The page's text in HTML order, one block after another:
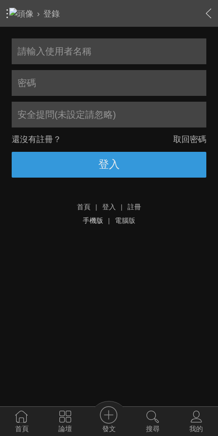
› 登錄
安全提問(未設定請忽略)
還沒有註冊？ 取回密碼
登入
首頁 | 登入 |
註冊
手機版
| 電腦版
首頁 論壇 發文 搜尋 我的